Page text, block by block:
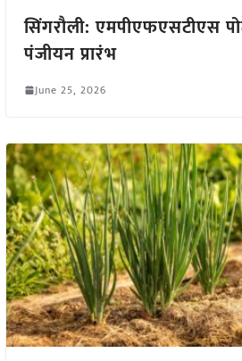
सिंगरौली: एमपीएफएसटीएस
पंजीयन प्रारंभ
June 25, 2026